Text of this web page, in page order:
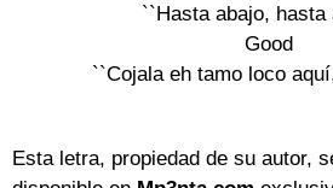
``Hasta abajo, hasta
Good
``Cojala eh tamo loco
Esta letra, propiedad de su autor,